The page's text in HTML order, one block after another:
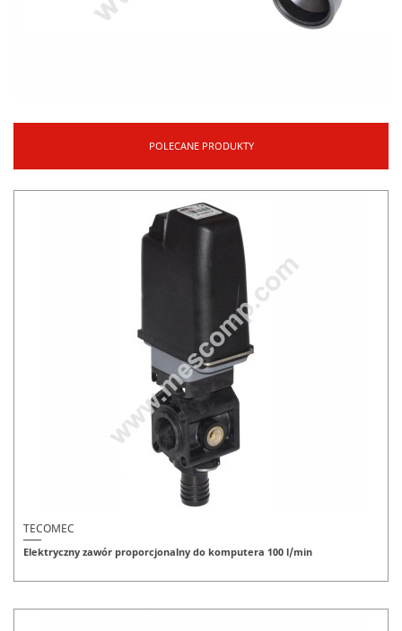
POLECANE PRODUKTY
TECOMEC
Elektryczny zawór proporcjonalny do komputera 100 l/min